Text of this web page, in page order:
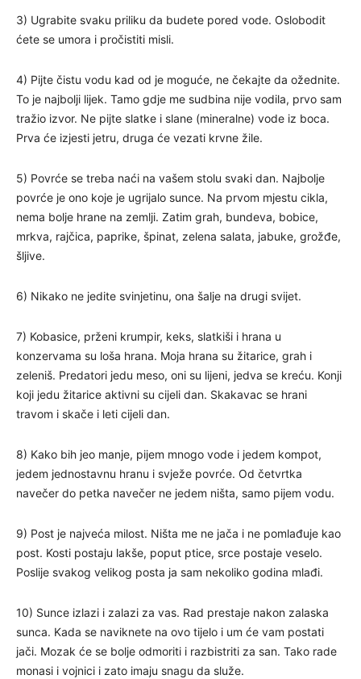
3) Ugrabite svaku priliku da budete pored vode. Oslobodit
ćete se umora i pročistiti misli.
4) Pijte čistu vodu kad od je moguće, ne čekajte da ožednite.
To je najbolji lijek. Tamo gdje me sudbina nije vodila, prvo sam
tražio izvor. Ne pijte slatke i slane (mineralne) vode iz boca.
Prva će izjesti jetru, druga će vezati krvne žile.
5) Povrće se treba naći na vašem stolu svaki dan. Najbolje
povrće je ono koje je ugrijalo sunce. Na prvom mjestu cikla,
nema bolje hrane na zemlji. Zatim grah, bundeva, bobice,
mrkva, rajčica, paprike, špinat, zelena salata, jabuke, grožđe,
šljive.
6) Nikako ne jedite svinjetinu, ona šalje na drugi svijet.
7) Kobasice, prženi krumpir, keks, slatkiši i hrana u
konzervama su loša hrana. Moja hrana su žitarice, grah i
zeleniš. Predatori jedu meso, oni su lijeni, jedva se kreću. Konji
koji jedu žitarice aktivni su cijeli dan. Skakavac se hrani
travom i skače i leti cijeli dan.
8) Kako bih jeo manje, pijem mnogo vode i jedem kompot,
jedem jednostavnu hranu i svježe povrće. Od četvrtka
navečer do petka navečer ne jedem ništa, samo pijem vodu.
9) Post je najveća milost. Ništa me ne jača i ne pomlađuje kao
post. Kosti postaju lakše, poput ptice, srce postaje veselo.
Poslije svakog velikog posta ja sam nekoliko godina mlađi.
10) Sunce izlazi i zalazi za vas. Rad prestaje nakon zalaska
sunca. Kada se naviknete na ovo tijelo i um će vam postati
jači. Mozak će se bolje odmoriti i razbistriti za san. Tako rade
monasi i vojnici i zato imaju snagu da služe.